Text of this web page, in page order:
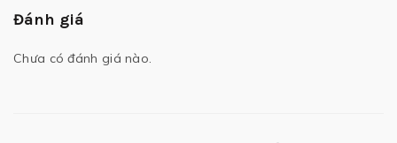
Đánh giá
Chưa có đánh giá nào.